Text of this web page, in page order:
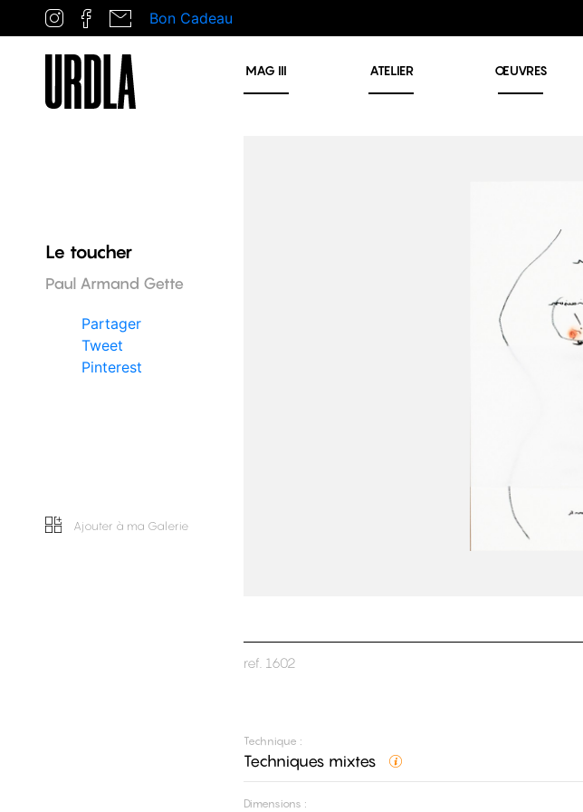
Bon Cadeau
MAG III ATELIER ŒUVRES
Le toucher
Paul Armand Gette
Partager
Tweet
Pinterest
Ajouter à ma Galerie
ref. 1602
Technique :
Techniques mixtes
Dimensions :